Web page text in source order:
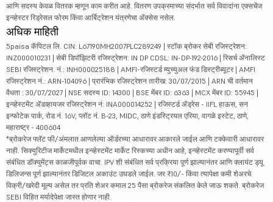
आणि सदस्य केवळ वितरक म्हणून काम करीत आहे. वितरण उपक्रमाच्या संदर्भात सर्व विवादांना एक्सचेंज
इन्व्हेस्टर रिड्रेसल फोरम किंवा आर्बिट्रेशन यंत्रणेचा ॲक्सेस नसेल.
अधिक माहिती
5paisa कॅपिटल लि. CIN: L67190MH2007PLC289249 | स्टॉक ब्रोकर सेबी रजिस्ट्रेशन:
INZ000010231 | सेबी डिपॉझिटरी रजिस्ट्रेशन: IN DP CDSL: IN-DP-192-2016 | रिसर्च ॲनालिस्ट
SEBI रजिस्ट्रेशन. नं.: INH000025188 | AMFI-रजिस्टर्ड म्युच्युअल फंड डिस्ट्रीब्यूटर | AMFI
रजिस्ट्रेशन नं.: ARN-104096 | प्रारंभिक रजिस्ट्रेशन तारीख: 30/07/2015 | ARN ची वर्तमान
वैधता : 30/07/2027 | NSE सदस्य ID: 14300 | BSE मेंबर ID: 6363 | MCX मेंबर ID: 55945 |
इन्व्हेस्टमेंट ॲडव्हायजर रजिस्ट्रेशन नं: INA000014252 | रजिस्टर्ड ॲड्रेस - IIFL हाऊस, सन
इन्फोटेक पार्क, रोड नं. 16V, प्लॉट नं. B-23, MIDC, ठाणे इंडस्ट्रियल एरिया, वागळे इस्टेट, ठाणे,
महाराष्ट्र - 400604
*ब्रोकरेज फ्लॅट फी/अंमलात आणलेल्या ऑर्डरच्या आधारावर आकारले जाईल आणि टक्केवारी आधारावर
नाही. सिक्युरिटीज मार्केटमधील इन्व्हेस्टमेंट मार्केट रिस्कच्या अधीन आहे, इन्व्हेस्टमेंट करण्यापूर्वी सर्व
संबंधित डॉक्युमेंट्स काळजीपूर्वक वाचा. IPV शी संबंधित सर्व प्रक्रिया पूर्ण झाल्यानंतर आणि क्लायंट ड्यू
डिलिजन्स पूर्ण झाल्यानंतर डिजिटल अकाउंट उघडले जाईल. जर ₹10/- किंवा त्यापेक्षा कमी शेअरचे
विक्री/खरेदी मूल्य असेल तर प्रति शेअर कमाल 25 पैसा ब्रोकरेज संकलित केले जाऊ शकते. ब्रोकरेज
SEBI विहित मर्यादेपेक्षा जास्त होणार नाही.